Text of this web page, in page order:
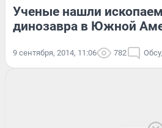
Ученые нашли
динозавра в Южной
9 сентября, 2014, 11:06 782